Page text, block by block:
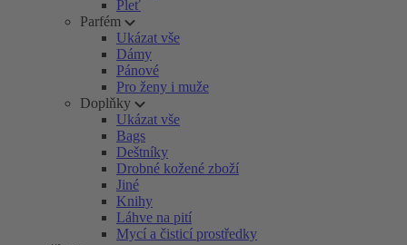
Pleť
Parfém
Ukázat vše
Dámy
Pánové
Pro ženy i muže
Doplňky
Ukázat vše
Bags
Deštníky
Drobné kožené zboží
Jiné
Knihy
Láhve na pití
Mycí a čisticí prostředky